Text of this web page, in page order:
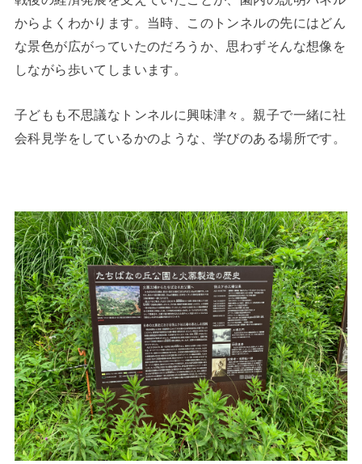
からよくわかります。当時、このトンネルの先にはどん
な景色が広がっていたのだろうか、思わずそんな想像を
しながら歩いてしまいます。
子どもも不思議なトンネルに興味津々。親子で一緒に社
会科見学をしているかのような、学びのある場所です。